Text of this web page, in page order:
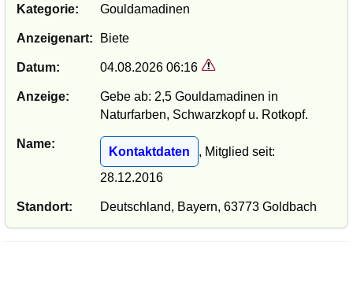
Kategorie: Gouldamadinen
Anzeigenart: Biete
Datum: 04.08.2026 06:16
Anzeige:
Gebe ab: 2,5 Gouldamadinen in
Naturfarben, Schwarzkopf u. Rotkopf.
Name:
Kontaktdaten
, Mitglied seit:
28.12.2016
Standort: Deutschland, Bayern, 63773 Goldbach